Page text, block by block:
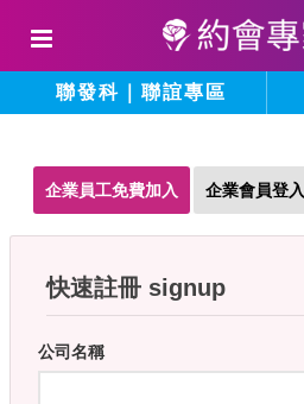
聯發科｜聯誼專區
企業員工免費加入 企業會員登入
快速註冊 signup
公司名稱